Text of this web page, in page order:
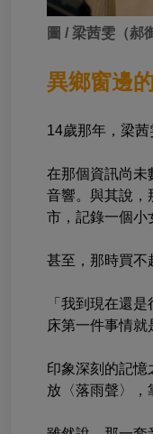
圖 / 梁茜雯（郝
異鄉窗邊
14歲那年，梁
在那個資訊尚未
音響。與其說
市，記錄一個小
甚至，那時買不
「我到現在還
床第一件事情就
印象深刻的記憶
放〈落雨聲〉，